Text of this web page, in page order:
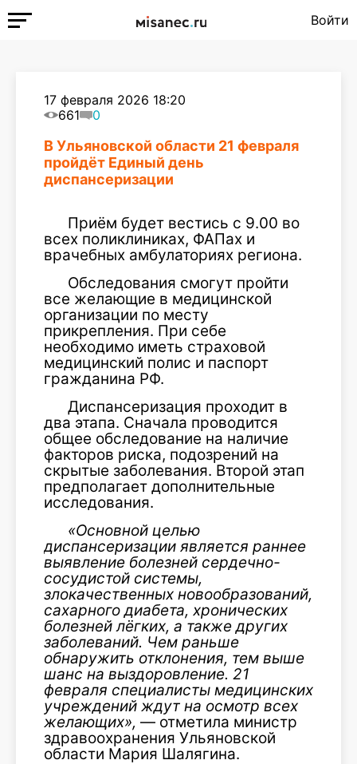
Войти
17 февраля 2026 18:20
661
0
В Ульяновской области 21 февраля
пройдёт Единый день
диспансеризации
Приём будет вестись с 9.00 во
всех поликлиниках, ФАПах и
врачебных амбулаториях региона.
Обследования смогут пройти
все желающие в медицинской
организации по месту
прикрепления. При себе
необходимо иметь страховой
медицинский полис и паспорт
гражданина РФ.
Диспансеризация проходит в
два этапа. Сначала проводится
общее обследование на наличие
факторов риска, подозрений на
скрытые заболевания. Второй этап
предполагает дополнительные
исследования.
«Основной целью
диспансеризации является раннее
выявление болезней сердечно-
сосудистой системы,
злокачественных новообразований,
сахарного диабета, хронических
болезней лёгких, а также других
заболеваний. Чем раньше
обнаружить отклонения, тем выше
шанс на выздоровление. 21
февраля специалисты медицинских
учреждений ждут на осмотр всех
желающих», — отметила министр
здравоохранения Ульяновской
области Мария Шалягина.